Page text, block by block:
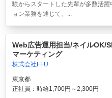
験からスタートした先輩が多数活
ョン業務を通じて、...
Web広告運用担当/ネイルOK/
マーケティング
株式会社FFU
東京都
正社員：時給1,700円～2,300円